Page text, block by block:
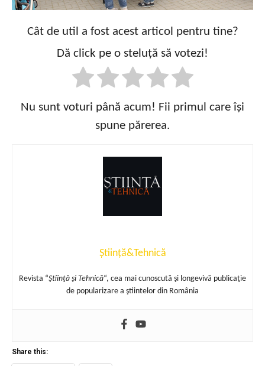
Cât de util a fost acest articol pentru tine?
Dă click pe o steluță să votezi!
Nu sunt voturi până acum! Fii primul care își
spune părerea.
Știință&Tehnică
Revista “Ştiinţă şi Tehnică“, cea mai cunoscută şi longevivă publicaţie
de popularizare a ştiintelor din România
Share this: